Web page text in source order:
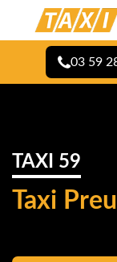
03 59
TAXI 59
Taxi